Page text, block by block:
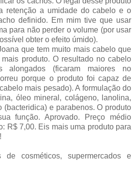
retenção a umidade do cabelo e o
definido. Em mim tive que usar
para não perder o volume (por usar
obter o efeito úmido).
que tem muito mais cabelo que
produto. O resultado no cabelo
(ficaram maiores no
porque o produto foi capaz de
mais pesado). A formulação do
óleo mineral, colágeno, lanolina,
(bacteridica) e parabenos. O produto
função. Aprovado. Preço médio
R$ 7,00. Eis mais uma produto para
de cosméticos, supermercados e